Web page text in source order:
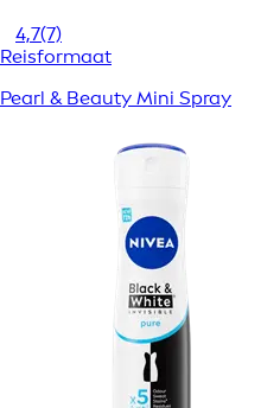
4,7(7)
Reisformaat
Pearl & Beauty Mini Spray